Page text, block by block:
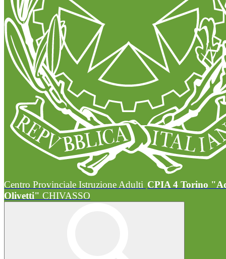
Centro Provinciale Istruzione Adulti CPIA 4 Torino
Olivetti" CHIVASSO